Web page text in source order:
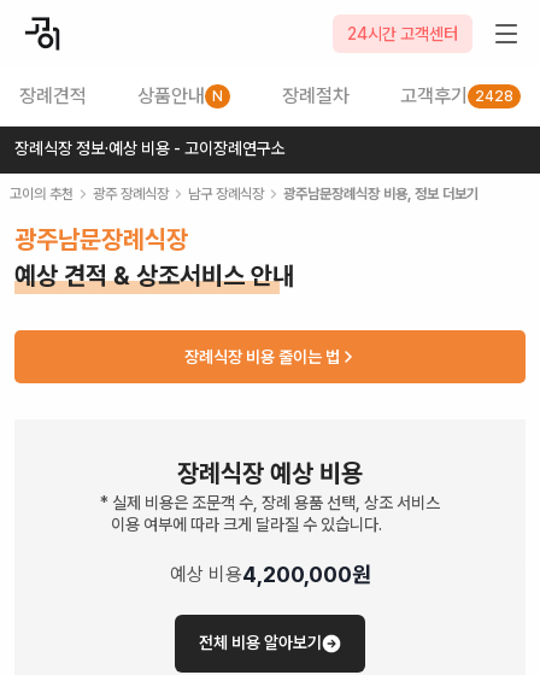
24시간 고객센터
장례견적 상품안내 N 장례절차 고객후기 2428
장례식장 정보·예상 비용 - 고이장례연구소
고이의 추천 광주 장례식장 남구 장례식장 광주남문장례식장비용, 정보 더보기
광주남문장례식장
예상 견적 & 상조서비스 안내
장례식장 비용 줄이는 법
장례식장 예상 비용
* 실제 비용은 조문객 수, 장례 용품 선택, 상조 서비스
이용 여부에 따라 크게 달라질 수 있습니다.
예상 비용4,200,000원
전체 비용 알아보기